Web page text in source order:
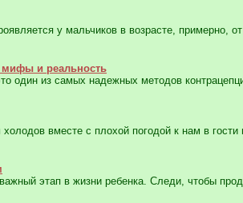
у мальчиков в возрасте, примерно,
мифы и реальность
один из самых надежных методов
вместе с плохой погодой к нам в гости
этап в жизни ребенка. Следи, чтобы